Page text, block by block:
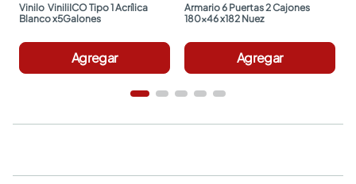
Vinilo  ViniliICO Tipo 1 Acrílica
Blanco x5Galones
Agregar
Armario 6 Puertas 2 Cajones
180x46 x182 Nuez
Agregar